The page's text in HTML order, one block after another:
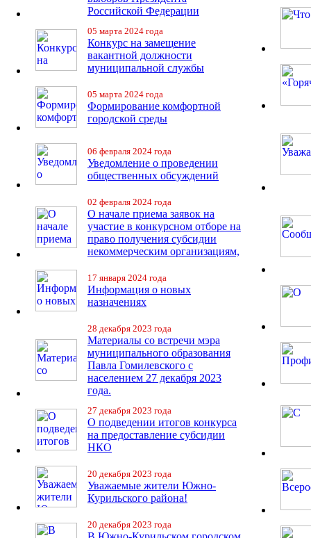
Российской Федерации
05 марта 2024 года
Конкурс на замещение
вакантной должности
муниципальной службы
05 марта 2024 года
Формирование комфортной
городской среды
06 февраля 2024 года
Уведомление о проведении
общественных обсуждений
02 февраля 2024 года
О начале приема заявок на
участие в конкурсном отборе на
право получения субсидии
некоммерческим организациям,
17 января 2024 года
Информация о новых
назначениях
28 декабря 2023 года
Материалы со встречи мэра
муниципального образования
Павла Гомилевского с
населением 27 декабря 2023
года.
27 декабря 2023 года
О подведении итогов конкурса
на предоставление субсидии
НКО
20 декабря 2023 года
Уважаемые жители Южно-
Курильского района!
20 декабря 2023 года